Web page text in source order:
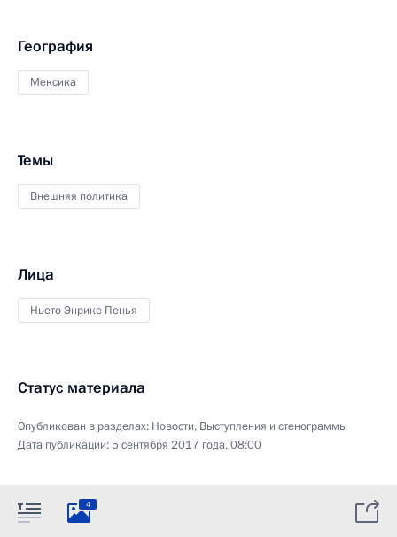
География
Мексика
Темы
Внешняя политика
Лица
Ньето Энрике Пенья
Статус материала
Опубликован в разделах: Новости, Выступления и стенограммы
Дата публикации:5 сентября 2017 года, 08:00
4